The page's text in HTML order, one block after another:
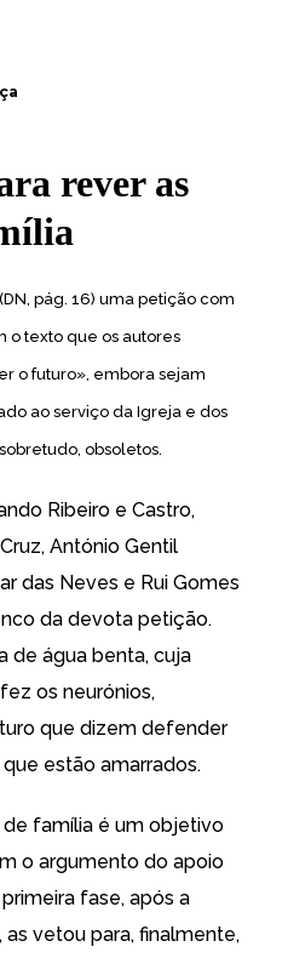
rever as
pág. 16) uma petição com
o texto que os autores
o futuro», embora sejam
ao serviço da Igreja e dos
obsoletos.
Ribeiro e Castro,
António Gentil
das Neves e Rui Gomes
da devota petição.
de água benta, cuja
os neurónios,
que dizem defender
estão amarrados.
de família é um objetivo
o argumento do apoio
fase, após a
as vetou para, finalmente,